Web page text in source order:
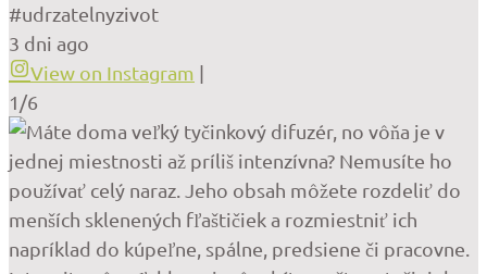
#udrzatelnyzivot
3 dni ago
View on Instagram |
1/6